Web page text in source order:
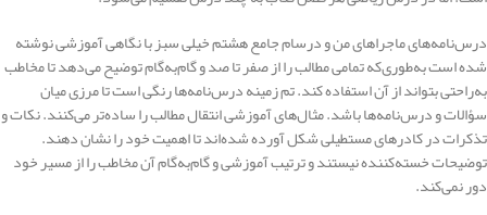
درس‌نامه‌های ماجراهای من و درسام جامع هشتم خیلی سبز با نگاهی آموزشی نوشته
‌شده است به‌طوری‌که تمامی مطالب را از صفر تا صد و گام‌به‌گام توضیح می‌دهد تا مخاطب
به‌راحتی بتواند از آن استفاده کند. تم زمینه درس‌نامه‌ها رنگی است تا مرزی میان
سؤالات و درس‌نامه‌ها باشد. مثال‌های آموزشی انتقال مطالب را ساده‌تر می‌کنند. نکات و
تذکرات در کادرهای مستطیلی شکل آورده شده‌اند تا اهمیت خود را نشان دهند.
توضیحات خسته‌کننده نیستند و ترتیب آموزشی و گام‌به‌گام آن مخاطب را از مسیر خود
دور نمی‌کند.